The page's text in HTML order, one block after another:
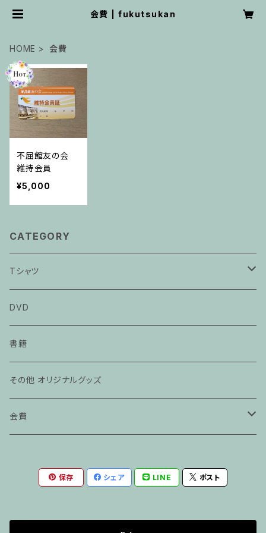
会費 | fukutsukan
HOME 会費
不屈館友の会
維持会員
¥5,000
CATEGORY
Tシャツ
カメジローTシャツ
辺野古 不屈Tシャツ
DVD
書籍
その他 オリジナルグッズ
会費
維持会員
保存 シェア LINE ポスト